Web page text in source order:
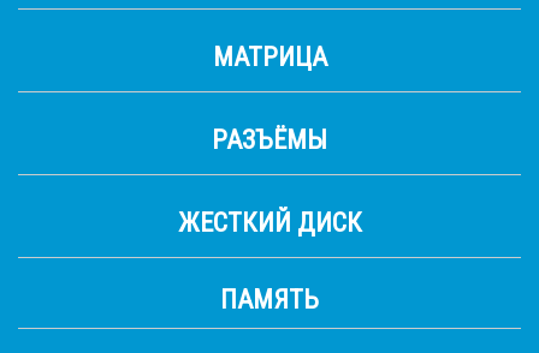
МАТРИЦА
РАЗЪЁМЫ
ЖЕСТКИЙ ДИСК
ПАМЯТЬ